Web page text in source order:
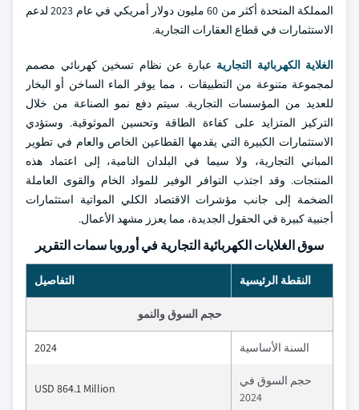
المملكة المتحدة أكثر من 60 مليون دولار أمريكي في عام 2023 لدعم
الاستثمارات في قطاع العقارات التجارية.
الغلاية الكهربائية التجارية عبارة عن نظام تسخين كهربائي مصمم
لمجموعة متنوعة من التطبيقات ، مما يوفر الماء الساخن أو البخار
للعديد من المؤسسات التجارية. سيتم دفع نمو الصناعة من خلال
التركيز المتزايد على كفاءة الطاقة وتحسين الموثوقية. وستؤدي
الاستثمارات الكبيرة التي يقدمها القطاعين الخاص والعام في تطوير
المباني التجارية، ولا سيما في البلدان النامية، إلى اعتماد هذه
المنتجات. وقد اجتذب التوافر الوفير للمواد الخام والقوى العاملة
الضخمة إلى جانب مؤشرات الاقتصاد الكلي المواتية استثمارات
أجنبية كبيرة في الحقول الجديدة، مما يعزز مشهد الأعمال.
سوق الغلايات الكهربائية التجارية في أوروبا سمات التقرير
النقطة الرئيسية التفاصيل
حجم السوق والنمو
السنة الأساسية 2024
حجم السوق في
2024
USD 864.1 Million